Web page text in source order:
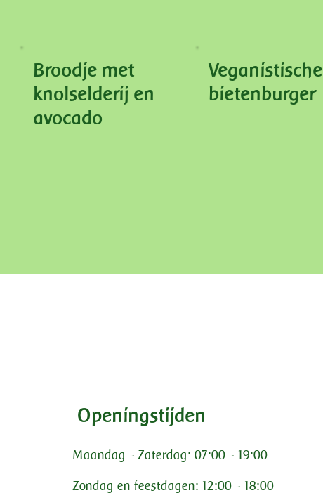
Broodje met
knolselderij en
avocado
Veganistische
bietenburger
Openingstijden
Maandag - Zaterdag: 07:00 - 19:00
Zondag en feestdagen: 12:00 - 18:00